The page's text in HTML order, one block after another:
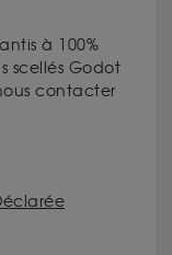
à 100%
scellés Godot
contacter